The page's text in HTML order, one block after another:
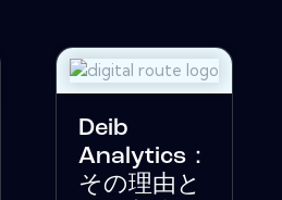
Deib
Analytics：
その理由と